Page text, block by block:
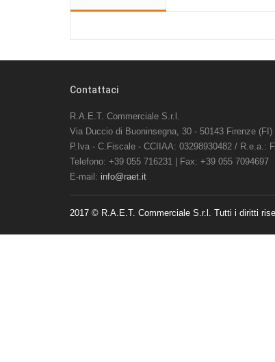
Contattaci
R.A.E.T. Commerciale S.r.l.
Via Duccio di Buoninsegna, 30 - 50143 Firenze (FI)
P.Iva - C.Fiscale - CCIIAA: 03298930482 / R.e.a.:
Telefono: +39 055 716231 | Fax: +39 055 7094697
E-mail: info@raet.it
2017 © R.A.E.T. Commerciale S.r.l. Tutti i diritti